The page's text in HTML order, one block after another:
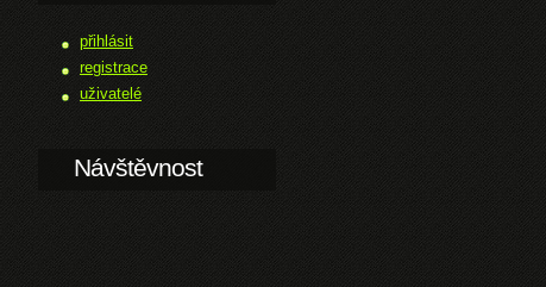
přihlásit
registrace
uživatelé
Návštěvnost